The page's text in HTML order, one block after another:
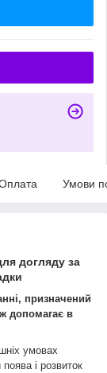
Умови
догляду за
призначений
допомагає в
умовах
і розвиток